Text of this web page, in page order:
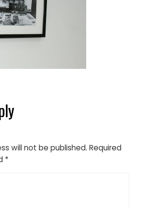
will not be published. Required
*